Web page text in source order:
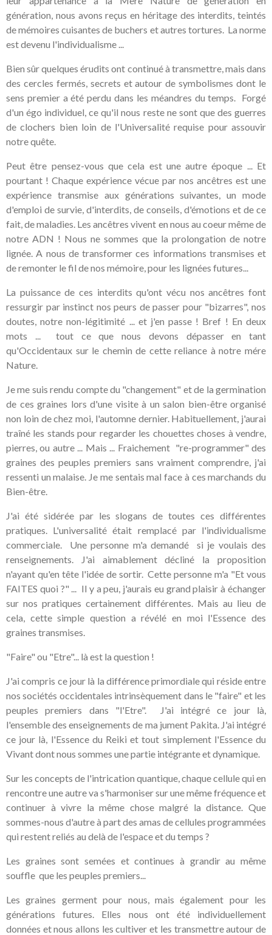
génération, nous avons reçus en héritage des interdits, teintés
de mémoires cuisantes de buchers et autres tortures. La norme
est devenu l'individualisme ...
Bien sûr quelques érudits ont continué à transmettre, mais dans
des cercles fermés, secrets et autour de symbolismes dont le
sens premier a été perdu dans les méandres du temps. Forgé
d'un égo individuel, ce qu'il nous reste ne sont que des guerres
de clochers bien loin de l'Universalité requise pour assouvir
notre quête.
Peut être pensez-vous que cela est une autre époque ... Et
pourtant ! Chaque expérience vécue par nos ancêtres est une
expérience transmise aux générations suivantes, un mode
d'emploi de survie, d'interdits, de conseils, d'émotions et de ce
fait, de maladies. Les ancêtres vivent en nous au coeur même de
notre ADN ! Nous ne sommes que la prolongation de notre
lignée. A nous de transformer ces informations transmises et
de remonter le fil de nos mémoire, pour les lignées futures...
La puissance de ces interdits qu'ont vécu nos ancêtres font
ressurgir par instinct nos peurs de passer pour "bizarres", nos
doutes, notre non-légitimité ... et j'en passe ! Bref ! En deux
mots ... tout ce que nous devons dépasser en tant
qu'Occidentaux sur le chemin de cette reliance à notre mére
Nature.
Je me suis rendu compte du "changement" et de la germination
de ces graines lors d'une visite à un salon bien-être organisé
non loin de chez moi, l'automne dernier. Habituellement, j'aurai
traîné les stands pour regarder les chouettes choses à vendre,
pierres, ou autre ... Mais ... Fraichement "re-programmer" des
graines des peuples premiers sans vraiment comprendre, j'ai
ressenti un malaise. Je me sentais mal face à ces marchands du
Bien-être.
J'ai été sidérée par les slogans de toutes ces différentes
pratiques. L'universalité était remplacé par l'individualisme
commerciale. Une personne m'a demandé si je voulais des
renseignements. J'ai aimablement décliné la proposition
n'ayant qu'en tête l'idée de sortir. Cette personne m'a "Et vous
FAITES quoi ?" ... Il y a peu, j'aurais eu grand plaisir à échanger
sur nos pratiques certainement différentes. Mais au lieu de
cela, cette simple question a révélé en moi l'Essence des
graines transmises.
"Faire" ou "Etre"... là est la question !
J'ai compris ce jour là la différence primordiale qui réside entre
nos sociétés occidentales intrinsèquement dans le "faire" et les
peuples premiers dans "l'Etre". J'ai intégré ce jour là,
l'ensemble des enseignements de ma jument Pakita. J'ai intégré
ce jour là, l'Essence du Reiki et tout simplement l'Essence du
Vivant dont nous sommes une partie intégrante et dynamique.
Sur les concepts de l'intrication quantique, chaque cellule qui en
rencontre une autre va s'harmoniser sur une même fréquence et
continuer à vivre la même chose malgré la distance. Que
sommes-nous d'autre à part des amas de cellules programmées
qui restent reliés au delà de l'espace et du temps ?
Les graines sont semées et continues à grandir au même
souffle que les peuples premiers...
Les graines germent pour nous, mais également pour les
générations futures. Elles nous ont été individuellement
données et nous allons les cultiver et les transmettre autour de